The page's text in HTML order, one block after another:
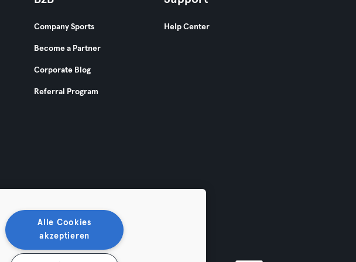
Company Sports
Become a Partner
Corporate Blog
Referral Program
Help Center
Alle Cookies
akzeptieren